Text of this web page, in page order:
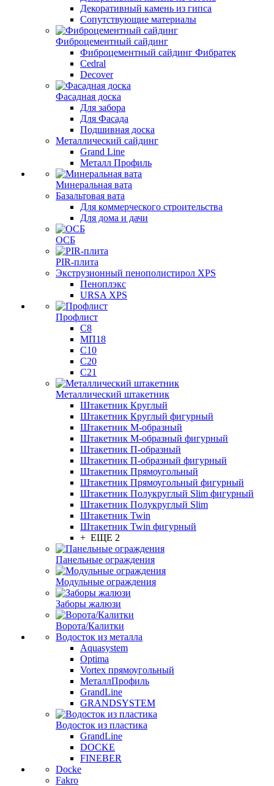
Декоративный камень из гипса
Сопутствующие материалы
Фиброцементный сайдинг
Фиброцементный сайдинг Фибратек
Cedral
Decover
Фасадная доска
Для забора
Для Фасада
Подшивная доска
Металлический сайдинг
Grand Line
Металл Профиль
Минеральная вата
Базальтовая вата
Для коммерческого строительства
Для дома и дачи
ОСБ
PIR-плита
Экструзионный пенополистирол XPS
Пеноплэкс
URSA XPS
Профлист
С8
МП18
С10
С20
С21
Металлический штакетник
Штакетник Круглый
Штакетник Круглый фигурный
Штакетник М-образный
Штакетник М-образный фигурный
Штакетник П-образный
Штакетник П-образный фигурный
Штакетник Прямоугольный
Штакетник Прямоугольный фигурный
Штакетник Полукруглый Slim фигурный
Штакетник Полукруглый Slim
Штакетник Twin
Штакетник Twin фигурный
+ ЕЩЕ 2
Панельные ограждения
Модульные ограждения
Заборы жалюзи
Ворота/Калитки
Водосток из металла
Aquasystem
Optima
Vortex прямоугольный
МеталлПрофиль
GrandLine
GRANDSYSTEM
Водосток из пластика
GrandLine
DOCKE
FINEBER
Docke
Fakro